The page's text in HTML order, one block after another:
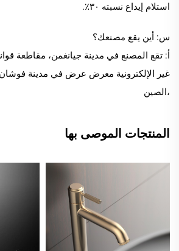
استلام إيداع نسبته ٣٠٪.
س: أين يقع مصنعك؟
أ: تقع المصنع في مدينة جيانغمن، مقاطعة
غير الإلكترونية معرض عرض في مدينة
،الصين
المنتجات الموصى بها